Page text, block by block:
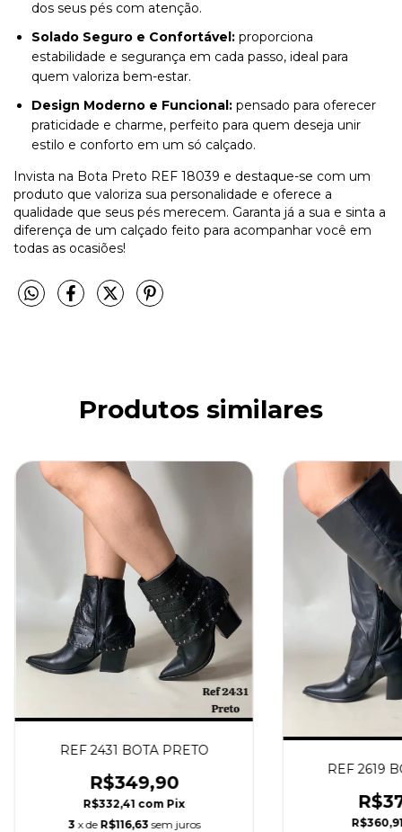
dos seus pés com atenção.
Solado Seguro e Confortável: proporciona
estabilidade e segurança em cada passo, ideal para
quem valoriza bem-estar.
Design Moderno e Funcional: pensado para oferecer
praticidade e charme, perfeito para quem deseja unir
estilo e conforto em um só calçado.
Invista na Bota Preto REF 18039 e destaque-se com um
produto que valoriza sua personalidade e oferece a
qualidade que seus pés merecem. Garanta já a sua e sinta a
diferença de um calçado feito para acompanhar você em
todas as ocasiões!
Produtos similares
REF 2431 BOTA PRETO
R$349,90
R$332,41 com Pix
3 x de R$116,63 sem juros
REF 2619